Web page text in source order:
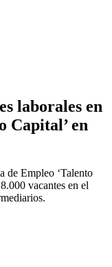
laborales en
Capital’ en
de Empleo ‘Talento
vacantes en el